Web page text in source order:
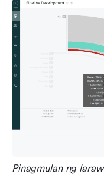
Pinagmulan ng